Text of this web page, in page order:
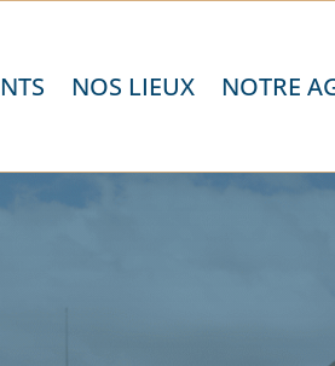
NOS LIEUX NOTRE